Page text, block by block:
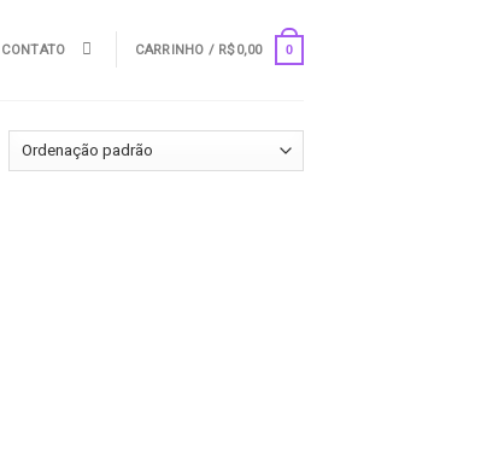
CONTATO CARRINHO / R$0,00 0